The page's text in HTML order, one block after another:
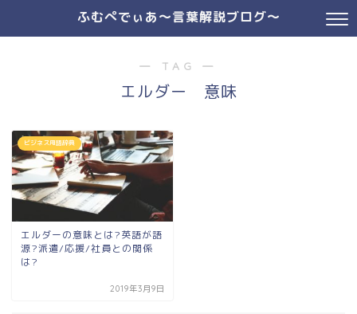
ふむぺでぃあ～言葉解説ブログ～
― TAG ―
エルダー 意味
ビジネス用語辞典
エルダーの意味とは?英語が語
源?派遣/応援/社員との関係
は?
2019年3月9日